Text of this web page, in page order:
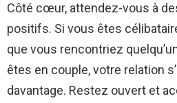
Côté cœur, attendez-vous à
positifs. Si vous êtes
que vous rencontriez
êtes en couple, votre relation
davantage. Restez ouvert et